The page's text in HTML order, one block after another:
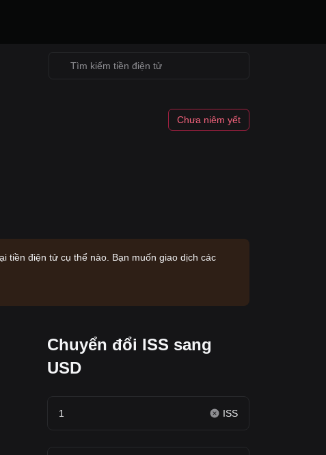
Chưa niêm yết
tiền điện tử cụ thể nào. Bạn muốn giao dịch các
Chuyển đổi ISS sang
USD
ISS